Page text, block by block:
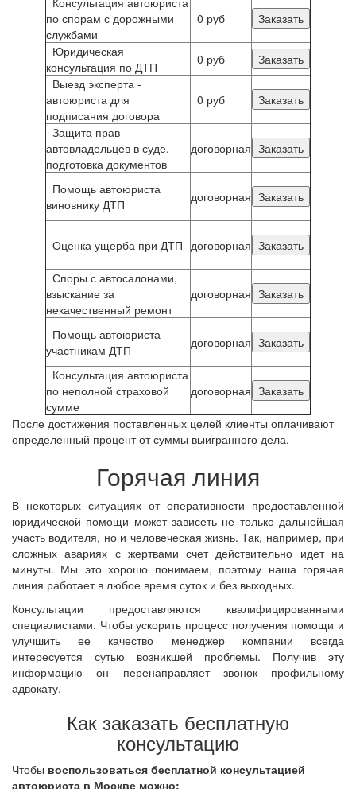
по спорам с дорожными
службами
0 руб Заказать
Юридическая
консультация по ДТП
0 руб
Заказать
Выезд эксперта -
автоюриста для
подписания договора
0 руб Заказать
Защита прав
автовладельцев в суде,
подготовка документов
договорная Заказать
Помощь автоюриста
виновнику ДТП
договорная Заказать
Оценка ущерба при ДТП договорная Заказать
Споры с автосалонами,
взыскание за
некачественный ремонт
договорная Заказать
Помощь автоюриста
участникам ДТП
договорная Заказать
Консультация автоюриста
по неполной страховой
сумме
договорная Заказать
После достижения поставленных целей клиенты оплачивают
определенный процент от суммы выигранного дела.
Горячая линия
В некоторых ситуациях от оперативности предоставленной
юридической помощи может зависеть не только дальнейшая
участь водителя, но и человеческая жизнь. Так, например, при
сложных авариях с жертвами счет действительно идет на
минуты. Мы это хорошо понимаем, поэтому наша горячая
линия работает в любое время суток и без выходных.
Консультации предоставляются квалифицированными
специалистами. Чтобы ускорить процесс получения помощи и
улучшить ее качество менеджер компании всегда
интересуется сутью возникшей проблемы. Получив эту
информацию он перенаправляет звонок профильному
адвокату.
Как заказать бесплатную
консультацию
Чтобы воспользоваться бесплатной консультацией
автоюриста в Москве можно: